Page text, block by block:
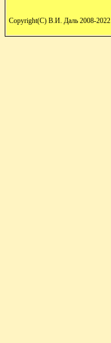
Copyright(C) В.И. Даль 2008-2022